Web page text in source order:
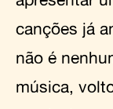
canções já
não é
música,